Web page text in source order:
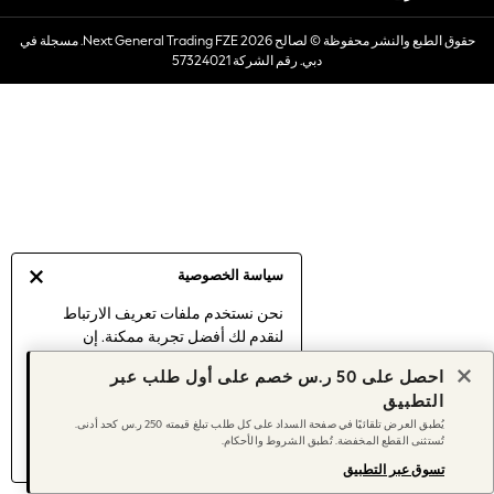
سياسة الخصوصية
نحن نستخدم ملفات تعريف الارتباط
لنقدم لك أفضل تجربة ممكنة. إن
موافقتك على استخدامنا لملفات تعريف
اكتشف المزيد عن إدارة إعدادات ملفات
تعريف الارتباط (الكوكيز).
Dresses
Occasionwear
Sets & Outfits
Sun Hats & Caps
Women's Holiday Shop
Women's Travel Styles
Dresses
Occasionwear
Linen Collection
Tops & T-Shirts
حقوق الطبع والنشر محفوظة © لصالح 2026 Next General Trading FZE. مسجلة في
دبي. رقم الشركة 57324021
احصل على 50 ر.س خصم على أول طلب عبر
التطبيق
يُطبق العرض تلقائيًا في صفحة السداد على كل طلب تبلغ قيمته 250 ر.س كحد أدنى.
تُستثنى القطع المخفضة. تُطبق الشروط والأحكام.
تسوق عبر التطبيق